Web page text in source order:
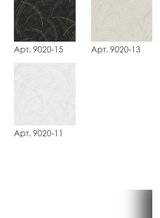
Арт. 9020-15 Арт. 9020-13
Арт. 9020-11